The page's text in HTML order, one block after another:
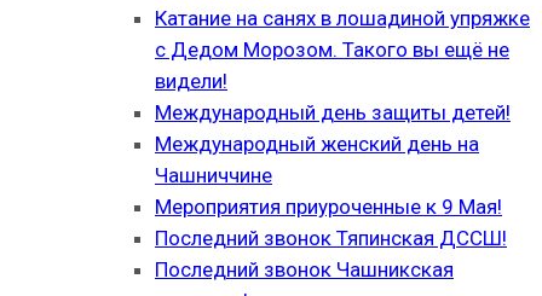
Катание на санях в лошадиной упряжке
с Дедом Морозом. Такого вы ещё не
видели!
Международный день защиты детей!
Международный женский день на
Чашниччине
Мероприятия приуроченные к 9 Мая!
Последний звонок Тяпинская ДССШ!
Последний звонок Чашникская